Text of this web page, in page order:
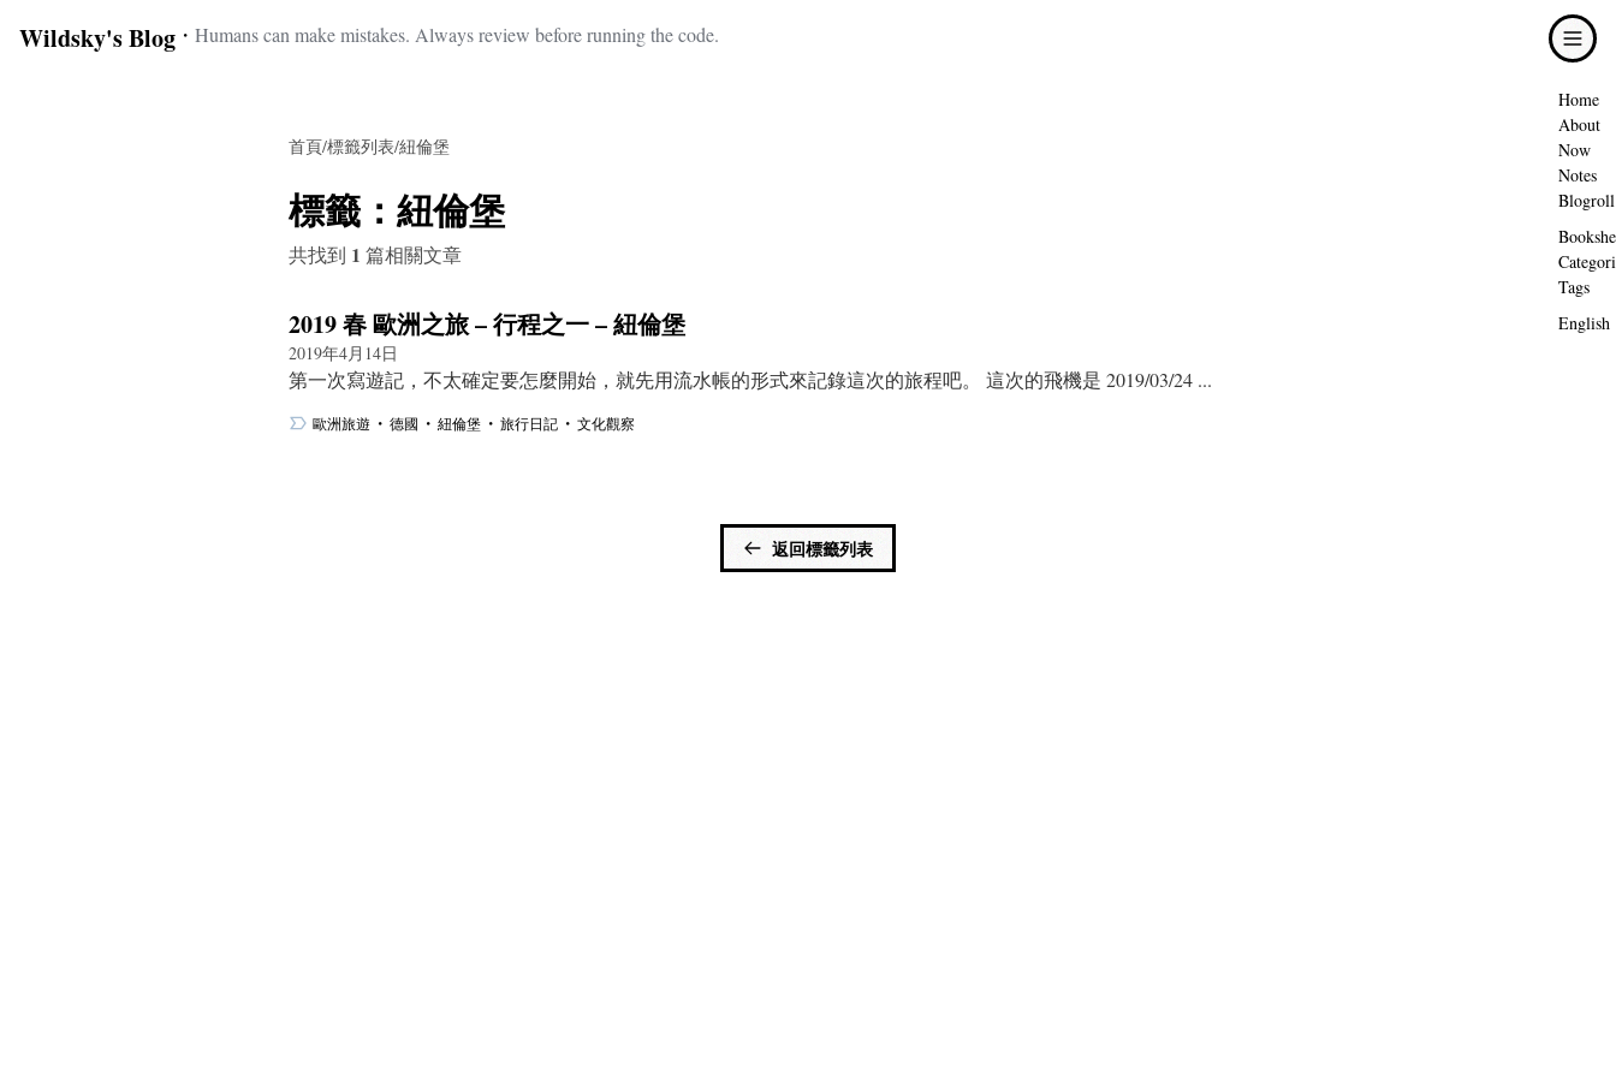
Wildsky's Blog ・ Humans can make mistakes. Always review before running the code.
Home
About
Now
Notes
Blogroll
Tags
English
首頁/標籤列表/紐倫堡
標籤： 紐倫堡
共找到 1 篇相關文章
2019 春 歐洲之旅 – 行程之一 – 紐倫堡
2019年4月14日
第一次寫遊記，不太確定要怎麼開始，就先用流水帳的形式來記錄這次的旅程吧。 這次的飛機是 2019/03/24 ...
歐洲旅遊 ・ 德國 ・ 紐倫堡 ・ 旅行日記 ・ 文化觀察
返回標籤列表